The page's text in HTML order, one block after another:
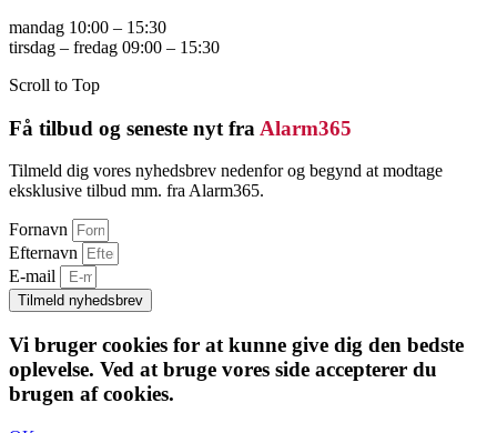
mandag 10:00 – 15:30
tirsdag – fredag 09:00 – 15:30
Scroll to Top
Få tilbud og seneste nyt fra Alarm365
Tilmeld dig vores nyhedsbrev nedenfor og begynd at modtage
eksklusive tilbud mm. fra Alarm365.
Fornavn
Efternavn
E-mail
Tilmeld nyhedsbrev
Vi bruger cookies for at kunne give dig den bedste
oplevelse. Ved at bruge vores side accepterer du
brugen af cookies.